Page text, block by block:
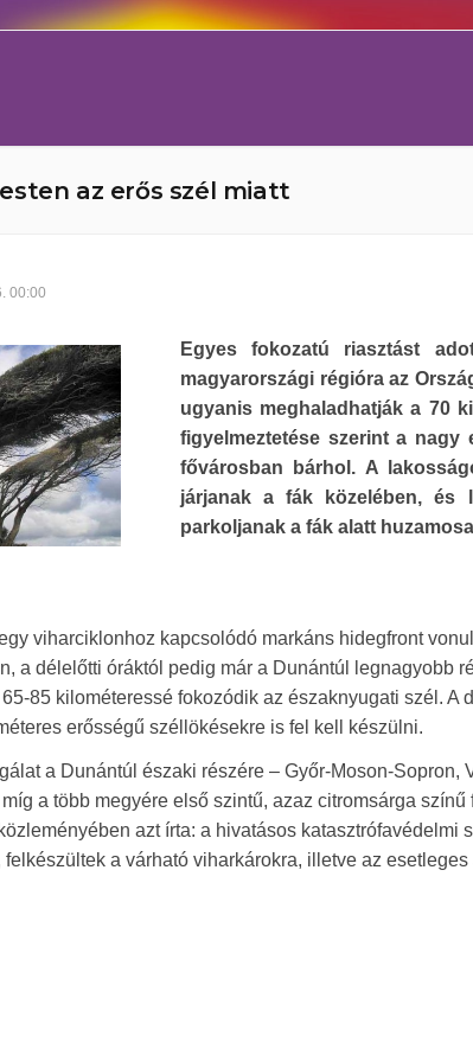
az erős szél miatt
00:00
Egyes fokozatú riasztást
magyarországi régióra az
ugyanis meghaladhatják a 70
figyelmeztetése szerint a nagy
fővárosban bárhol. A
járjanak a fák közelében, és
parkoljanak a fák alatt
viharciklonhoz kapcsolódó markáns hidegfront
a délelőtti óráktól pedig már a Dunántúl legnagyobb
85 kilométeressé fokozódik az északnyugati szél. A
erősségű széllökésekre is fel kell készülni.
a Dunántúl északi részére – Győr-Moson-Sopron,
a több megyére első szintű, azaz citromsárga
azt írta: a hivatásos katasztrófavédelmi
a várható viharkárokra, illetve az